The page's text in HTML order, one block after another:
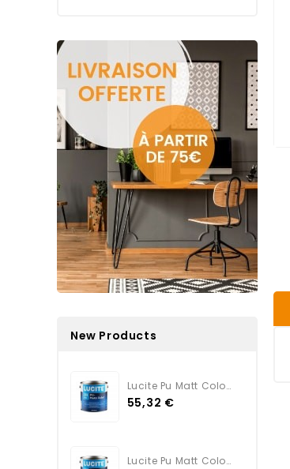
New Products
Lucite Pu Matt Color TEINTE
55,32 €
Lucite Pu Matt Color BLANC